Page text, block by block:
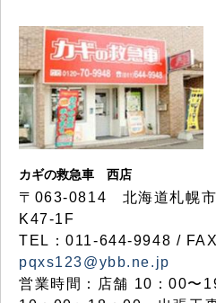
カギの救急車 西店
〒063-0814 北海道札幌
K47-1F
TEL：011-644-9948 /
pqxs123@ybb.ne.jp
営業時間：店舗 10：00